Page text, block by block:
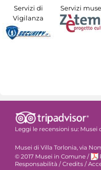
Servizi di
Vigilanza
Servizi
Leggi le recensioni su: Musei
Musei di Villa Torlonia, via
© 2017 Musei in Comune /
Responsabilità / Credits /